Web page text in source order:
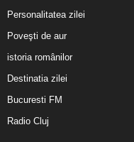
Personalitatea zilei
Poveşti de aur
istoria românilor
Destinatia zilei
Bucuresti FM
Radio Cluj